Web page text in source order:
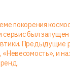
покорения
был запущен
Предыдущие
«Невесомость», и